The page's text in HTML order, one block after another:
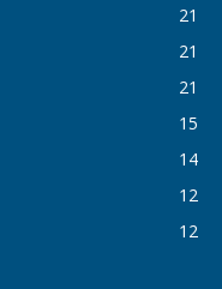
21
21
21
15
14
12
12